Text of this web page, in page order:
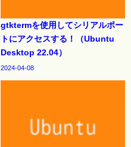
gtktermを使用してシリアルポー
トにアクセスする！（Ubuntu
Desktop 22.04）
2024-04-08